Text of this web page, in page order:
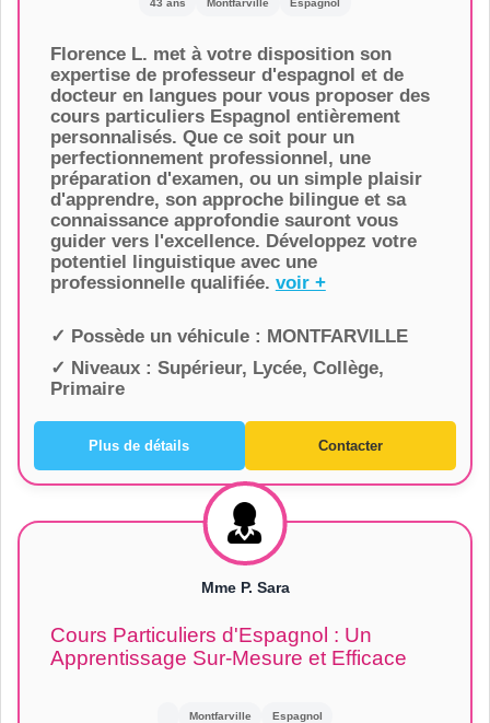
43 ans Montfarville Espagnol
Florence L. met à votre disposition son
expertise de professeur d'espagnol et de
docteur en langues pour vous proposer des
cours particuliers Espagnol entièrement
personnalisés. Que ce soit pour un
perfectionnement professionnel, une
préparation d'examen, ou un simple plaisir
d'apprendre, son approche bilingue et sa
connaissance approfondie sauront vous
guider vers l'excellence. Développez votre
potentiel linguistique avec une
professionnelle qualifiée. voir +
✓ Possède un véhicule : MONTFARVILLE
✓ Niveaux : Supérieur, Lycée, Collège,
Primaire
Plus de détails Contacter
Mme P. Sara
Cours Particuliers d'Espagnol : Un
Apprentissage Sur-Mesure et Efficace
Montfarville Espagnol